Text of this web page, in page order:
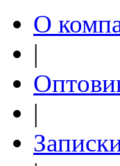
О
|
|